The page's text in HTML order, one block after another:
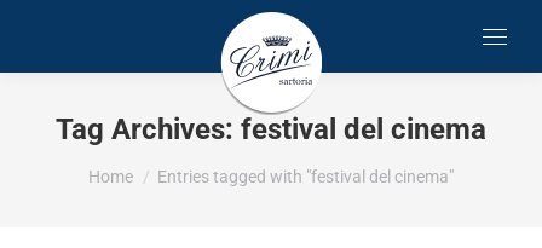
Tag Archives: festival del cinema
You are here:
Home Entries tagged with "festival del cinema"